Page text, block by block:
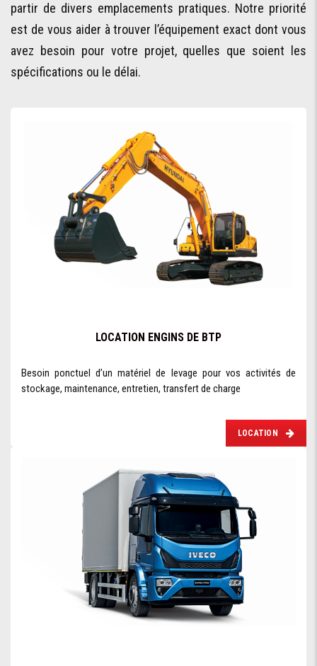
partir de divers emplacements pratiques. Notre priorité
est de vous aider à trouver l’équipement exact dont vous
avez besoin pour votre projet, quelles que soient les
spécifications ou le délai.
LOCATION ENGINS DE BTP
Besoin ponctuel d’un matériel de levage pour vos activités de
stockage, maintenance, entretien, transfert de charge
LOCATION